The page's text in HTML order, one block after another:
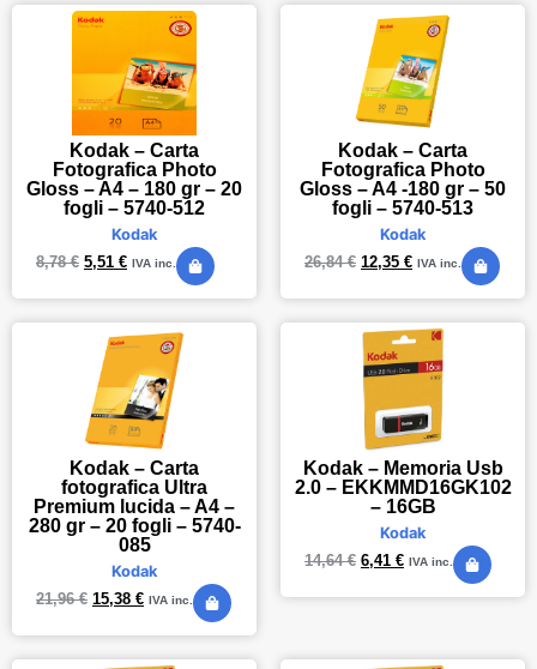
Kodak – Carta
Fotografica Photo
Gloss – A4 – 180 gr – 20
fogli – 5740-512
Kodak
8,78€ 5,51 € IVA inc.
Kodak – Carta
Fotografica Photo
Gloss – A4 -180 gr – 50
fogli – 5740-513
Kodak
26,84€ 12,35 € IVA inc.
Kodak – Carta
fotografica Ultra
Premium lucida – A4 –
280 gr – 20 fogli – 5740-
085
Kodak
21,96€ 15,38 € IVA inc.
Kodak – Memoria Usb
2.0 – EKKMMD16GK102
– 16GB
Kodak
14,64€ 6,41 € IVA inc.